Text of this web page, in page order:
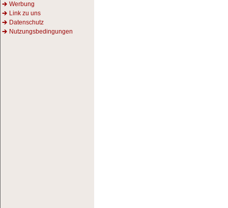
Werbung
Link zu uns
Datenschutz
Nutzungsbedingungen